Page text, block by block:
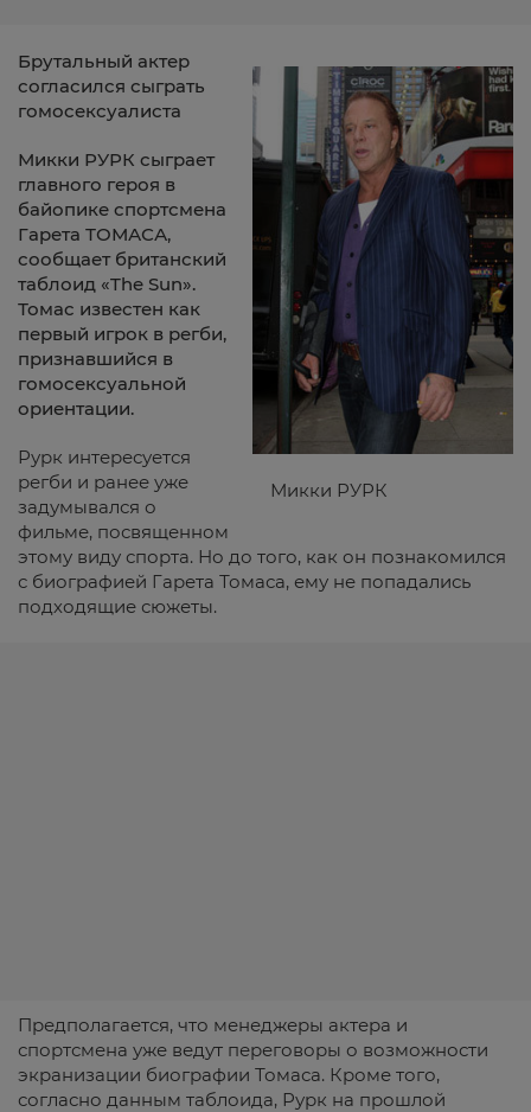
Микки РУРК
Брутальный актер
согласился сыграть
гомосексуалиста
Микки РУРК сыграет
главного героя в
байопике спортсмена
Гарета ТОМАСА,
сообщает британский
таблоид «The Sun».
Томас известен как
первый игрок в регби,
признавшийся в
гомосексуальной
ориентации.
Рурк интересуется
регби и ранее уже
задумывался о
фильме, посвященном
этому виду спорта. Но до того, как он познакомился
с биографией Гарета Томаса, ему не попадались
подходящие сюжеты.
Предполагается, что менеджеры актера и
спортсмена уже ведут переговоры о возможности
экранизации биографии Томаса. Кроме того,
согласно данным таблоида, Рурк на прошлой